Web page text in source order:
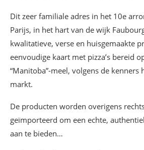
Dit zeer familiale adres in het 10e
Parijs, in het hart van de wijk
kwalitatieve, verse en huisgemaakte
eenvoudige kaart met pizza’s bereid
“Manitoba”-meel, volgens de kenners
markt.
De producten worden overigens
geïmporteerd om een echte,
aan te bieden…